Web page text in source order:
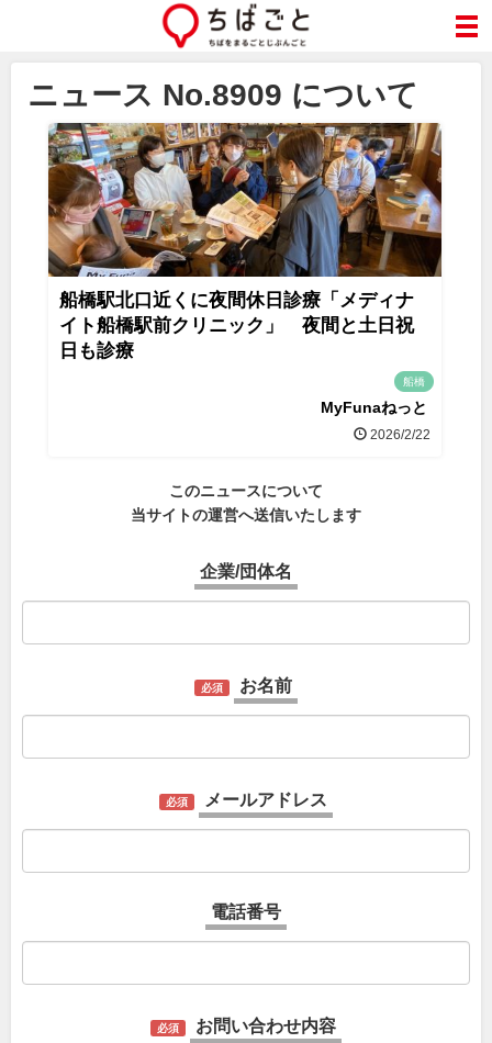
ニュース No.8909 について
船橋駅北口近くに夜間休日診療「メディナ
イト船橋駅前クリニック」 夜間と土日祝
日も診療
船橋
MyFunaねっと
2026/2/22
このニュースについて
当サイトの運営へ送信いたします
企業/団体名
必須 お名前
必須 メールアドレス
電話番号
必須 お問い合わせ内容